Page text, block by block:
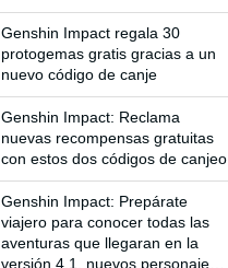
Genshin Impact regala 30
protogemas gratis gracias a un
nuevo código de canje
Genshin Impact: Reclama
nuevas recompensas gratuitas
con estos dos códigos de canjeo
Genshin Impact: Prepárate
viajero para conocer todas las
aventuras que llegaran en la
versión 4.1, nuevos personajes